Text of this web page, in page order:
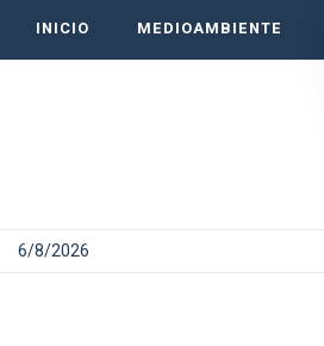
INICIO MEDIOAMBIENTE
6/8/2026